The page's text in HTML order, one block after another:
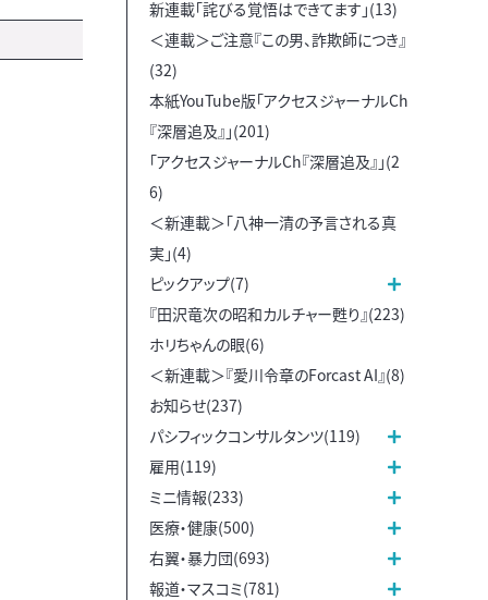
新連載「詫びる覚悟はできてます」(13)
＜連載＞ご注意『この男、詐欺師につき』
(32)
本紙YouTube版「アクセスジャーナルCh
『深層追及』」(201)
「アクセスジャーナルCh『深層追及』」(2
6)
＜新連載＞「八神一清の予言される真
実」(4)
ピックアップ(7)
『田沢竜次の昭和カルチャー甦り』(223)
ホリちゃんの眼(6)
＜新連載＞『愛川令章のForcast AI』(8)
お知らせ(237)
パシフィックコンサルタンツ(119)
雇用(119)
ミニ情報(233)
医療・健康(500)
右翼・暴力団(693)
報道・マスコミ(781)